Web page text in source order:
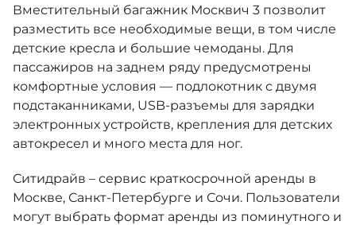
Вместительный багажник Москвич 3 позволит
разместить все необходимые вещи, в том числе
детские кресла и большие чемоданы. Для
пассажиров на заднем ряду предусмотрены
комфортные условия — подлокотник с двумя
подстаканниками, USB-разъемы для зарядки
электронных устройств, крепления для детских
автокресел и много места для ног.
Ситидрайв – сервис краткосрочной аренды в
Москве, Санкт-Петербурге и Сочи. Пользователи
могут выбрать формат аренды из поминутного и